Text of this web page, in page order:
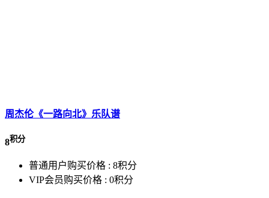
周杰伦《一路向北》乐队谱
8积分
普通用户购买价格 : 8积分
VIP会员购买价格 : 0积分